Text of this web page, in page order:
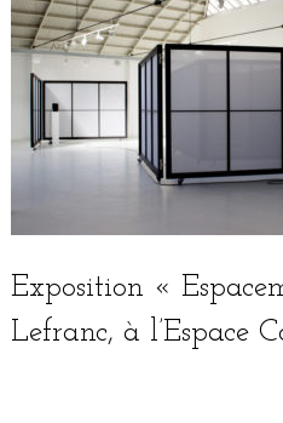
Exposition «
Lefranc, à l’Espace